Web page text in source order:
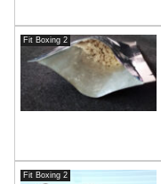
Fit Boxing 2
Fit Boxing 2